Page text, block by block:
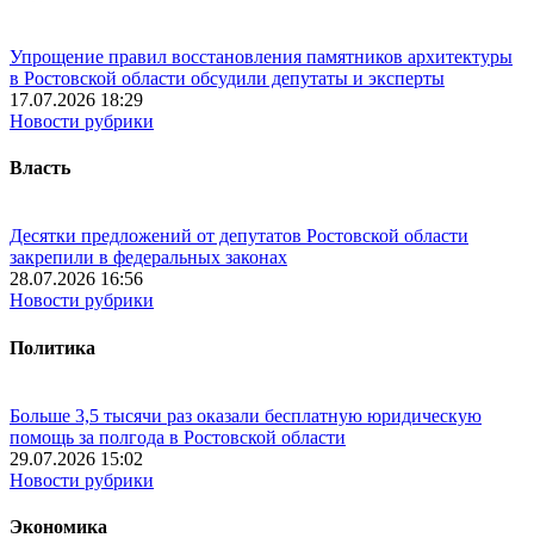
Упрощение правил восстановления памятников архитектуры
в Ростовской области обсудили депутаты и эксперты
17.07.2026 18:29
Новости рубрики
Власть
Десятки предложений от депутатов Ростовской области
закрепили в федеральных законах
28.07.2026 16:56
Новости рубрики
Политика
Больше 3,5 тысячи раз оказали бесплатную юридическую
помощь за полгода в Ростовской области
29.07.2026 15:02
Новости рубрики
Экономика